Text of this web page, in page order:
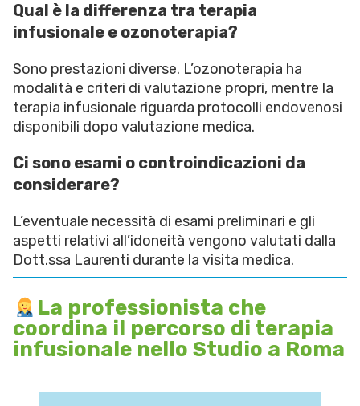
Qual è la differenza tra terapia
infusionale e ozonoterapia?
Sono prestazioni diverse. L’ozonoterapia ha
modalità e criteri di valutazione propri, mentre la
terapia infusionale riguarda protocolli endovenosi
disponibili dopo valutazione medica.
Ci sono esami o controindicazioni da
considerare?
L’eventuale necessità di esami preliminari e gli
aspetti relativi all’idoneità vengono valutati dalla
Dott.ssa Laurenti durante la visita medica.
La professionista che
coordina il percorso di terapia
infusionale nello Studio a Roma